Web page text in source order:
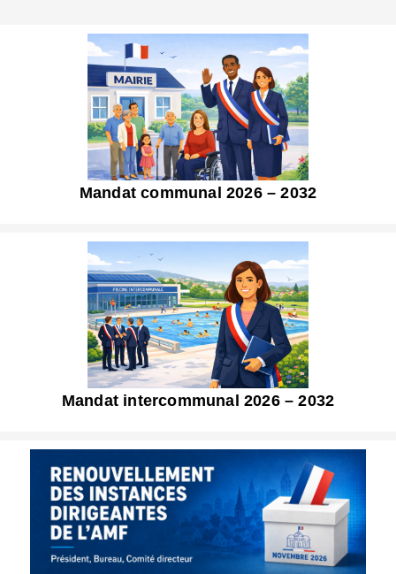
Mandat communal 2026 – 2032
Mandat intercommunal 2026 – 2032